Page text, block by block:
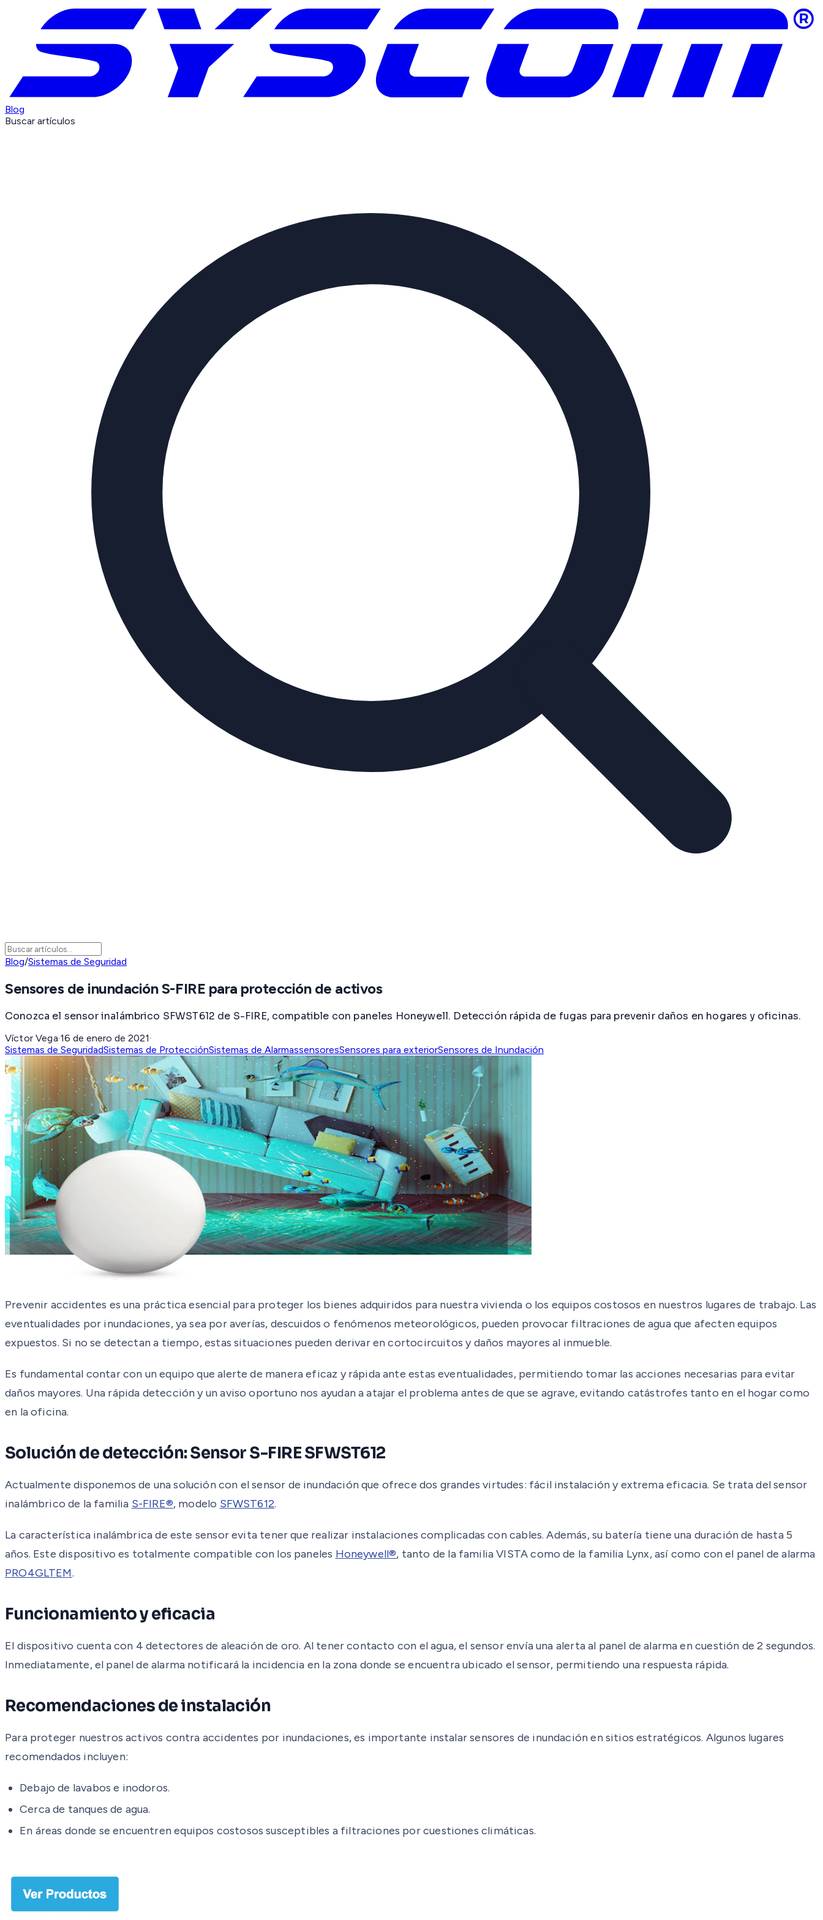
Blog
Buscar artículos
Blog/Sistemas de Seguridad
Sensores de inundación S-FIRE para protección de activos
Conozca el sensor inalámbrico SFWST612 de S-FIRE, compatible con paneles Honeywell. Detección rápida de fugas para prevenir daños en hogares y oficinas.
Víctor Vega·16 de enero de 2021·
Sistemas de SeguridadSistemas de ProtecciónSistemas de AlarmassensoresSensores para exteriorSensores de Inundación
Prevenir accidentes es una práctica esencial para proteger los bienes adquiridos para nuestra vivienda o los equipos costosos en nuestros lugares de trabajo. Las
eventualidades por inundaciones, ya sea por averías, descuidos o fenómenos meteorológicos, pueden provocar filtraciones de agua que afecten equipos
expuestos. Si no se detectan a tiempo, estas situaciones pueden derivar en cortocircuitos y daños mayores al inmueble.
Es fundamental contar con un equipo que alerte de manera eficaz y rápida ante estas eventualidades, permitiendo tomar las acciones necesarias para evitar
daños mayores. Una rápida detección y un aviso oportuno nos ayudan a atajar el problema antes de que se agrave, evitando catástrofes tanto en el hogar como
en la oficina.
Solución de detección: Sensor S-FIRE SFWST612
Actualmente disponemos de una solución con el sensor de inundación que ofrece dos grandes virtudes: fácil instalación y extrema eficacia. Se trata del sensor
inalámbrico de la familia S-FIRE®, modelo SFWST612.
La característica inalámbrica de este sensor evita tener que realizar instalaciones complicadas con cables. Además, su batería tiene una duración de hasta 5
años. Este dispositivo es totalmente compatible con los paneles Honeywell®, tanto de la familia VISTA como de la familia Lynx, así como con el panel de alarma
PRO4GLTEM.
Funcionamiento y eficacia
El dispositivo cuenta con 4 detectores de aleación de oro. Al tener contacto con el agua, el sensor envía una alerta al panel de alarma en cuestión de 2 segundos.
Inmediatamente, el panel de alarma notificará la incidencia en la zona donde se encuentra ubicado el sensor, permitiendo una respuesta rápida.
Recomendaciones de instalación
Para proteger nuestros activos contra accidentes por inundaciones, es importante instalar sensores de inundación en sitios estratégicos. Algunos lugares
recomendados incluyen:
Debajo de lavabos e inodoros.
Cerca de tanques de agua.
En áreas donde se encuentren equipos costosos susceptibles a filtraciones por cuestiones climáticas.